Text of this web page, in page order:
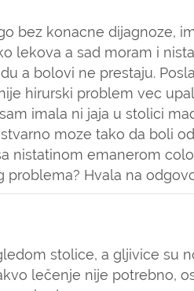
bez konacne dijagnoze,
lekova a sad moram i
a bolovi ne prestaju.
hirurski problem vec
imala ni jaja u stolici
moze tako da boli
nistatinom emanerom
problema? Hvala na
stolice, a gljivice su
lečenje nije potrebno,